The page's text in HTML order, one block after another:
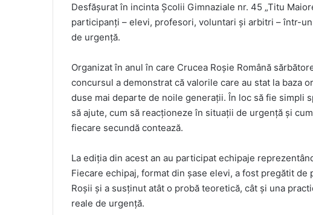
Desfășurat în incinta Școlii Gimnaziale nr. 45 „Titu
participanți – elevi, profesori, voluntari și arbitri – într-
de urgență.
Organizat în anul în care Crucea Roșie Română
concursul a demonstrat că valorile care au stat la baza
duse mai departe de noile generații. În loc să fie simpli
să ajute, cum să reacționeze în situații de urgență și
fiecare secundă contează.
La ediția din acest an au participat echipaje
Fiecare echipaj, format din șase elevi, a fost pregătit
Roșii și a susținut atât o probă teoretică, cât și una
reale de urgență.